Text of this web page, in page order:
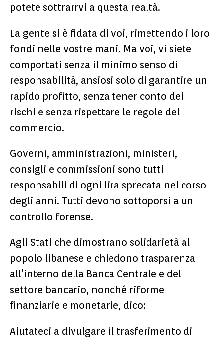
potete sottrarrvi a questa realtà.
La gente si è fidata di voi, rimettendo i loro
fondi nelle vostre mani. Ma voi, vi siete
comportati senza il minimo senso di
responsabilità, ansiosi solo di garantire un
rapido profitto, senza tener conto dei
rischi e senza rispettare le regole del
commercio.
Governi, amministrazioni, ministeri,
consigli e commissioni sono tutti
responsabili di ogni lira sprecata nel corso
degli anni. Tutti devono sottoporsi a un
controllo forense.
Agli Stati che dimostrano solidarietà al
popolo libanese e chiedono trasparenza
all’interno della Banca Centrale e del
settore bancario, nonché riforme
finanziarie e monetarie, dico:
Aiutateci a divulgare il trasferimento di